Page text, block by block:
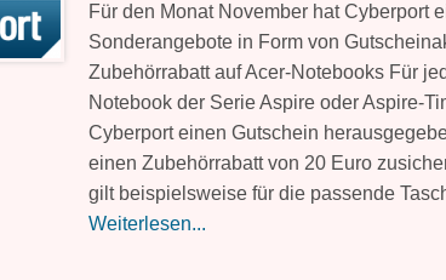
Für den Monat November hat Cyberport
Sonderangebote in Form von
Zubehörrabatt auf Acer-Notebooks Für
Notebook der Serie Aspire oder Aspire-
Cyberport einen Gutschein
einen Zubehörrabatt von 20 Euro
gilt beispielsweise für die passende
Weiterlesen...